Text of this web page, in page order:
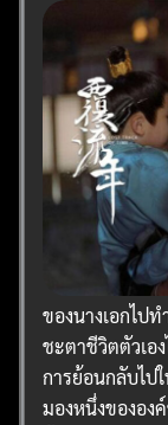
ของนางเอกไป
ชะตาชีวิตตัวเอ
การย้อนกลับไป
มองหนึ่งขององ